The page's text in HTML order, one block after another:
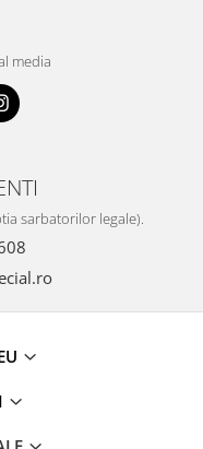
media
sarbatorilor legale).